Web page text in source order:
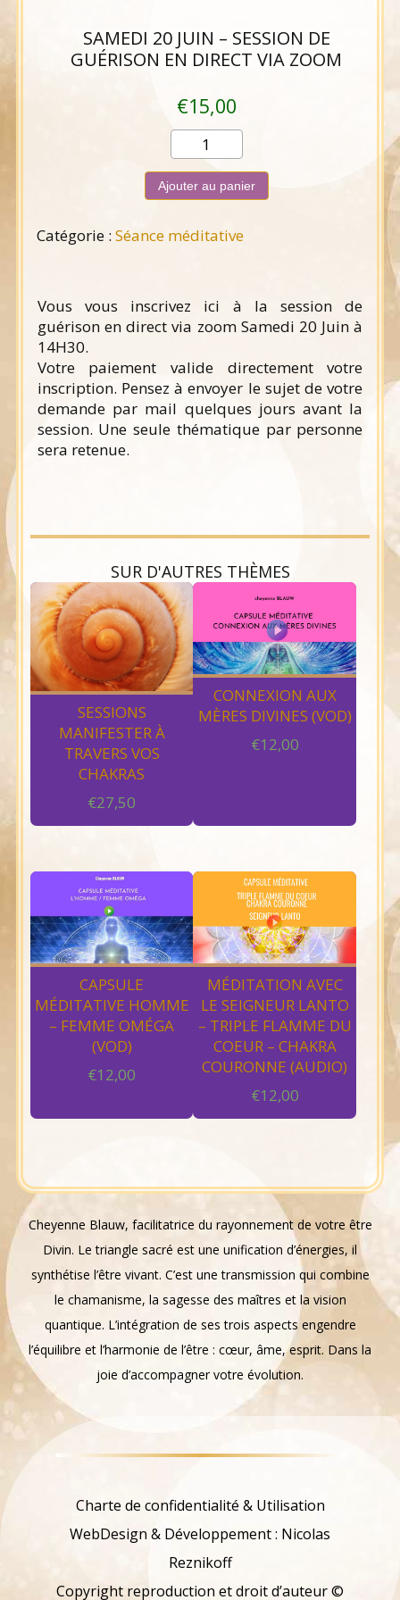
SAMEDI 20 JUIN – SESSION DE
GUÉRISON EN DIRECT VIA ZOOM
€15,00
quantité
de
Samedi
20
-
guérison
en
via
zoom
Ajouter au panier
Catégorie :Séance méditative
Vous vous inscrivez ici à la session de
guérison en direct via zoom Samedi 20 Juin à
14H30.
Votre paiement valide directement votre
inscription. Pensez à envoyer le sujet de votre
demande par mail quelques jours avant la
session. Une seule thématique par personne
sera retenue.
SUR D'AUTRES THÈMES
SESSIONS
MANIFESTER À
TRAVERS VOS
CHAKRAS
€27,50
CONNEXION AUX
MÈRES DIVINES (VOD)
€12,00
CAPSULE
MÉDITATIVE HOMME
– FEMME OMÉGA
(VOD)
€12,00
MÉDITATION AVEC
LE SEIGNEUR LANTO
– TRIPLE FLAMME DU
COEUR – CHAKRA
COURONNE (AUDIO)
€12,00
Cheyenne Blauw, facilitatrice du rayonnement de votre être
Divin. Le triangle sacré est une unification d’énergies, il
synthétise l’être vivant. C’est une transmission qui combine
le chamanisme, la sagesse des maîtres et la vision
quantique. L’intégration de ses trois aspects engendre
l’équilibre et l’harmonie de l’être : cœur, âme, esprit. Dans la
joie d’accompagner votre évolution.
Charte de confidentialité & Utilisation
WebDesign & Développement : Nicolas
Reznikoff
Copyright reproduction et droit d’auteur ©